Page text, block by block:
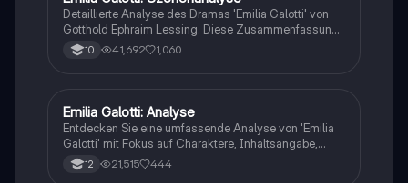
Theaterwissenschaften.
Detaillierte Analyse des Dramas 'Emilia Galotti' von
Gotthold Ephraim Lessing. Diese Zusammenfassung
umfasst die wichtigsten Szenen, die
Personenkonstellationen und die zentralen Themen
Trauerspiels auseinandersetzen möchten.
10 41,692 1,060
Deutsch
Emilia Galotti: Analyse
Entdecken Sie eine umfassende Analyse von 'Emilia
Galotti' mit Fokus auf Charaktere, Inhaltsangabe,
historische Epoche, Beziehungen und zentrale Zitate.
Ideal für das Verständnis von Lessings Werk im
12 21,515 444